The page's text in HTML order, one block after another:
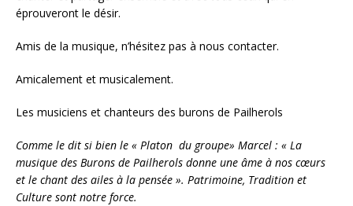
éprouveront le désir.
Amis de la musique, n’hésitez pas à nous contacter.
Amicalement et musicalement.
Les musiciens et chanteurs des burons de Pailherols
Comme le dit si bien le « Platon du groupe» Marcel : « La
musique des Burons de Pailherols donne une âme à nos cœurs
et le chant des ailes à la pensée ». Patrimoine, Tradition et
Culture sont notre force.